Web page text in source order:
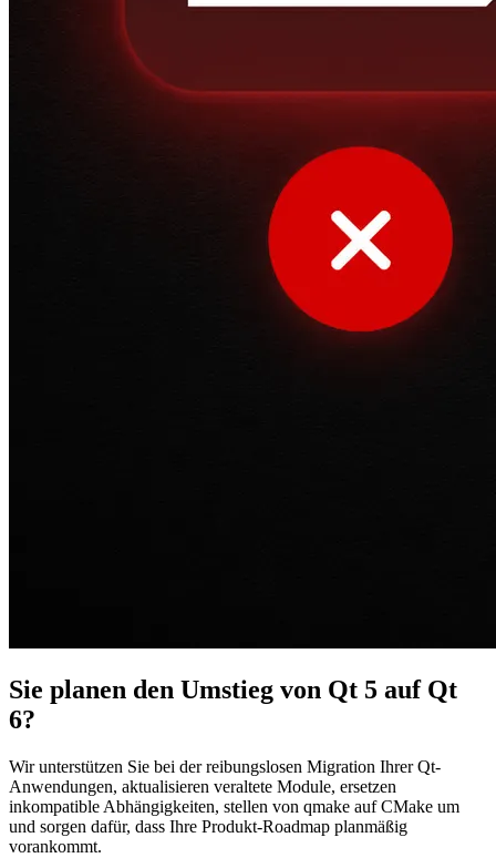
Sie planen den Umstieg von Qt 5 auf Qt
6?
Wir unterstützen Sie bei der reibungslosen Migration Ihrer Qt-
Anwendungen, aktualisieren veraltete Module, ersetzen
inkompatible Abhängigkeiten, stellen von qmake auf CMake um
und sorgen dafür, dass Ihre Produkt-Roadmap planmäßig
vorankommt.